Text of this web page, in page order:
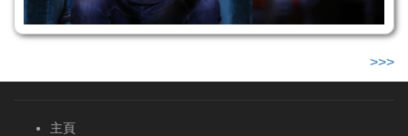
>>>
主頁